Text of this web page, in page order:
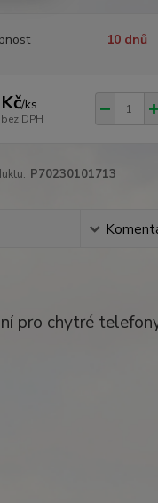
10 dnů
/ks
bez DPH
P70230101713
pro chytré